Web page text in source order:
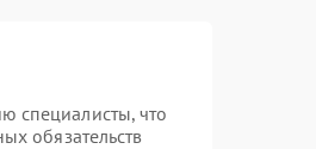
специалисты, что
обязательств